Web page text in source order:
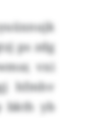
ps zdg
vxi
hfmhv
bkth yb